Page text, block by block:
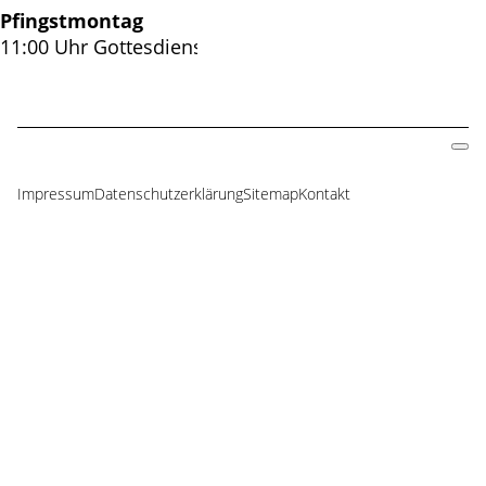
Pfingstmontag
11:00 Uhr Gottesdienst -
Navigation
ImpressumDatenschutzerklärungSitemapKontakt